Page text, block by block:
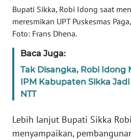
Bupati Sikka, Robi Idong saat
meresmikan UPT Puskesmas
Foto: Frans Dhena.
Baca Juga:
Tak Disangka, Robi
IPM Kabupaten Sikka
NTT
Lebih lanjut Bupati Sikka
menyampaikan,
BARAT
WN
WN
SERAMBI
JAMBI